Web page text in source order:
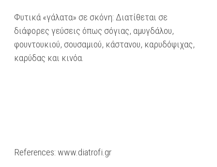
Φυτικά «γάλατα» σε σκόνη: Διατίθεται σε
διάφορες γεύσεις όπως σόγιας, αμυγδάλου,
φουντουκιού, σουσαμιού, κάστανου, καρυδόψιχας,
καρύδας και κινόα.
References: www.diatrofi.gr